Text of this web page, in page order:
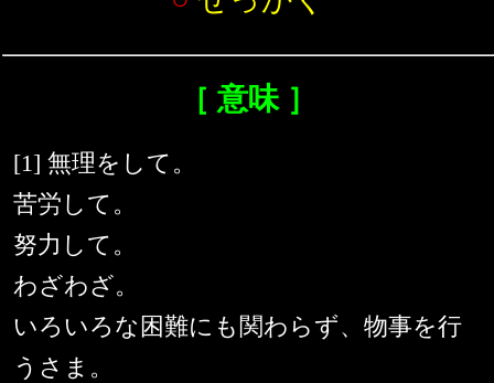
［ 意味 ］
[1] 無理をして。
苦労して。
努力して。
わざわざ。
いろいろな困難にも関わらず、物事を行
うさま。